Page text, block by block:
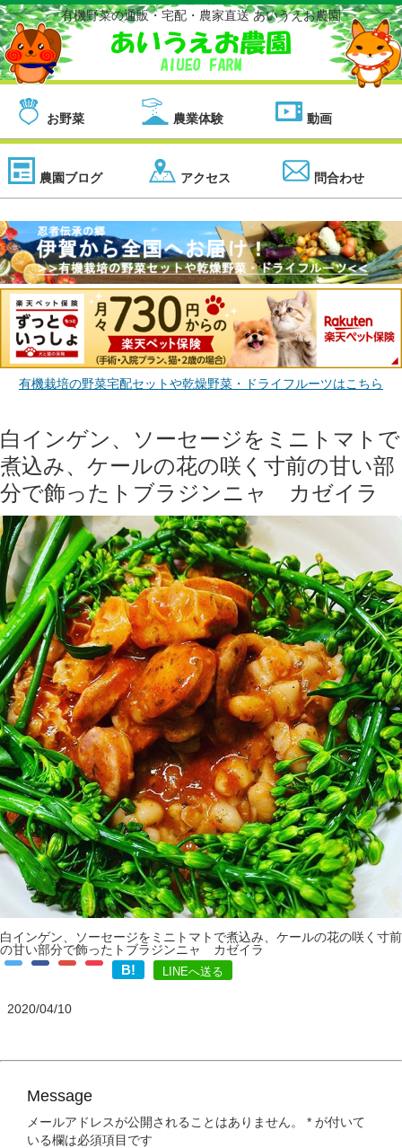
有機野菜の通販・宅配・農家直送 あいうえお農園
お野菜 農業体験 動画
農園ブログ アクセス 問合わせ
有機栽培の野菜宅配セットや乾燥野菜・ドライフルーツはこちら
白インゲン、ソーセージをミニトマトで
煮込み、ケールの花の咲く寸前の甘い部
分で飾ったトブラジンニャ カゼイラ
白インゲン、ソーセージをミニトマトで煮込み、ケールの花の咲く寸前
の甘い部分で飾ったトブラジンニャ カゼイラ
B! LINEへ送る
2020/04/10
Message
メールアドレスが公開されることはありません。 * が付いて
いる欄は必須項目です